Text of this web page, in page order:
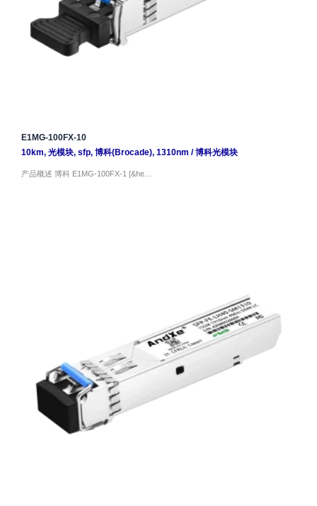
E1MG-100FX-10
10km, 光模块, sfp, 博科(Brocade), 1310nm /博科光模块
产品概述 博科 E1MG-100FX-1 [&he…